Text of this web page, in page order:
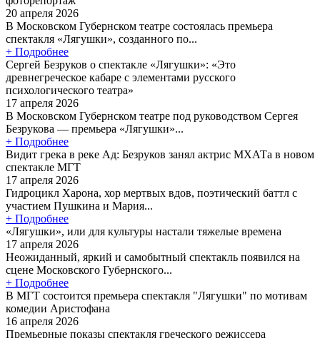
20 апреля 2026
В Московском Губернском театре состоялась премьера
спектакля «Лягушки», созданного по...
+ Подробнее
Сергей Безруков о спектакле «Лягушки»: «Это
древнегреческое кабаре с элементами русского
психологического театра»
17 апреля 2026
В Московском Губернском театре под руководством Сергея
Безрукова — премьера «Лягушки»...
+ Подробнее
Видит грека в реке Ад: Безруков занял актрис МХАТа в новом
спектакле МГТ
17 апреля 2026
Гидроцикл Харона, хор мертвых вдов, поэтический баттл с
участием Пушкина и Мария...
+ Подробнее
«Лягушки», или для культуры настали тяжелые времена
17 апреля 2026
Неожиданный, яркий и самобытный спектакль появился на
сцене Московского Губернского...
+ Подробнее
В МГТ состоится премьера спектакля "Лягушки" по мотивам
комедии Аристофана
16 апреля 2026
Премьерные показы спектакля греческого режиссера